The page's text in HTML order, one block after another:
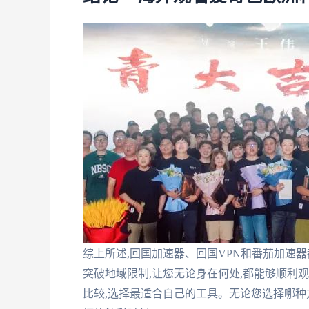
综上所述,回国加速器、回国VPN和番茄加速
突破地域限制,让您无论身在何处,都能够顺利
比较,选择最适合自己的工具。无论您选择哪